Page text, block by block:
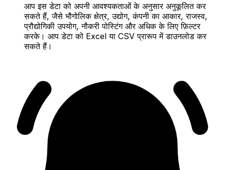
आप इस डेटा को अपनी आवश्यकताओं के अनुसार अनुकूलित कर
सकते हैं, जैसे भौगोलिक क्षेत्र, उद्योग, कंपनी का आकार, राजस्व,
प्रौद्योगिकी उपयोग, नौकरी पोस्टिंग और अधिक के लिए फ़िल्टर
करके। आप डेटा को Excel या CSV प्रारूप में डाउनलोड कर
सकते हैं।